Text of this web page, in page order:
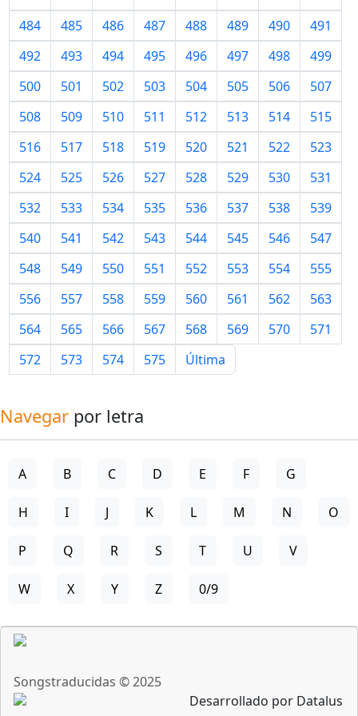
484
485 486 487 488 489 490
491
492
493 494 495 496 497 498
499
500
501 502 503 504 505 506
507
508
509 510 511 512 513 514
515
516
517 518 519 520 521 522
523
524
525 526 527 528 529 530
531
532
533 534 535 536 537 538
539
540
541 542 543 544 545 546
547
548
549 550 551 552 553 554
555
556
557 558 559 560 561 562
563
564
565 566 567 568 569 570
571
572
573 574 575 Última
Navegar por letra
A B C D E F G
H I J K L M N O
P Q R S T U V
W X Y Z 0/9
Songstraducidas © 2025
Desarrollado por Datalus